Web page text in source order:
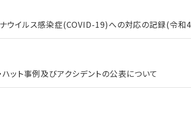
ウイルス感染症(COVID-19)への対応の記録(令和
ット事例及びアクシデントの公表について